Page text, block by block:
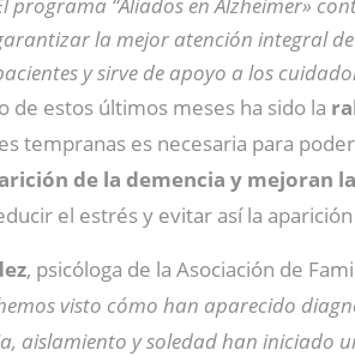
la mejor atención integral de
y sirve de apoyo a los
de estos últimos meses ha sido la
tempranas es necesaria para
de la demencia y mejoran
el estrés y evitar así la
, psicóloga de la Asociación de
visto cómo han aparecido
aislamiento y soledad han iniciado